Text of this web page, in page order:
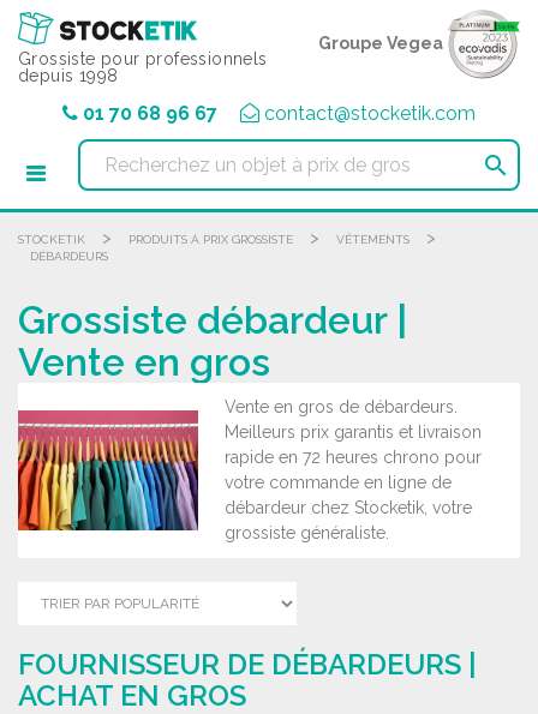
Grossiste pour professionnels
depuis 1998
Groupe Vegea
01 70 68 96 67 contact@stocketik.com

STOCKETIK > PRODUITS À PRIX GROSSISTE > VÊTEMENTS >
DÉBARDEURS
Grossiste débardeur |
Vente en gros
Vente en gros de débardeurs.
Meilleurs prix garantis et livraison
rapide en 72 heures chrono pour
votre commande en ligne de
débardeur chez Stocketik, votre
grossiste généraliste.
FOURNISSEUR DE DÉBARDEURS |
ACHAT EN GROS
Panneau de gestion des cookies